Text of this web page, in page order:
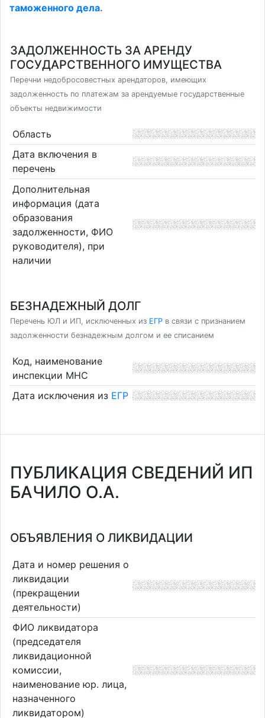
таможенного дела.
ЗАДОЛЖЕННОСТЬ ЗА АРЕНДУ
ГОСУДАРСТВЕННОГО ИМУЩЕСТВА
Перечни недобросовестных арендаторов, имеющих
задолженность по платежам за арендуемые государственные
объекты недвижимости
Область
Дата включения в
перечень
Дополнительная
информация (дата
образования
задолженности, ФИО
руководителя), при
наличии
БЕЗНАДЕЖНЫЙ ДОЛГ
Перечень ЮЛ и ИП, исключенных из ЕГР в связи с признанием
задолженности безнадежным долгом и ее списанием
Код, наименование
инспекции МНС
Дата исключения из ЕГР
ПУБЛИКАЦИЯ СВЕДЕНИЙ ИП
БАЧИЛО О.А.
ОБЪЯВЛЕНИЯ О ЛИКВИДАЦИИ
Дата и номер решения о
ликвидации
(прекращении
деятельности)
ФИО ликвидатора
(председателя
ликвидационной
комиссии,
наименование юр. лица,
назначенного
ликвидатором)